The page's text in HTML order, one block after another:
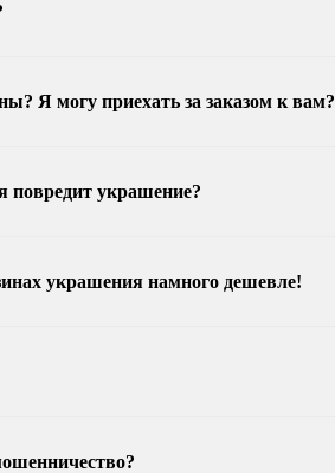
Я могу приехать за заказом к вам?
повредит украшение?
украшения намного дешевле!